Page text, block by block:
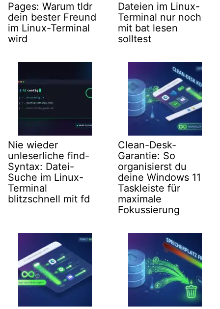
Pages: Warum tldr
dein bester Freund
im Linux-Terminal
wird
Dateien im Linux-
Terminal nur noch
mit bat lesen
solltest
Nie wieder
unleserliche find-
Syntax: Datei-
Suche im Linux-
Terminal
blitzschnell mit fd
Clean-Desk-
Garantie: So
organisierst du
deine Windows 11
Taskleiste für
maximale
Fokussierung